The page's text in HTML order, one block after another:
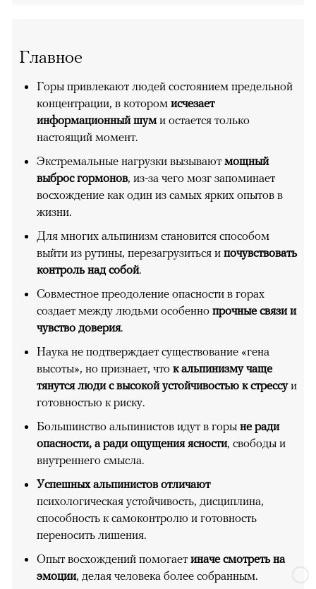
Главное
Горы привлекают людей состоянием предельной
концентрации, в котором исчезает
информационный шуми остается только
настоящий момент.
Экстремальные нагрузки вызывают мощный
выброс гормонов, из-за чего мозг запоминает
восхождение как один из самых ярких опытов в
жизни.
Для многих альпинизм становится способом
выйти из рутины, перезагрузиться и почувствовать
контроль над собой.
Совместное преодоление опасности в горах
создает между людьми особенно прочные связи и
чувство доверия.
Наука не подтверждает существование «гена
высоты», но признает, что к альпинизму чаще
тянутся люди с высокой устойчивостью к стрессуи
готовностью к риску.
Большинство альпинистов идут в горы не ради
опасности, а ради ощущения ясности, свободы и
внутреннего смысла.
Успешных альпинистов отличают
психологическая устойчивость, дисциплина,
способность к самоконтролю и готовность
переносить лишения.
Опыт восхождений помогает иначе смотреть на
эмоции, делая человека более собранным.